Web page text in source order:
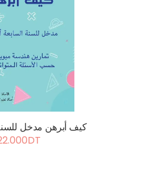
كيف أبرهن مدخل للسنة 7